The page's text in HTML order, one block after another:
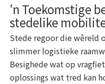
'n Toekomstige
stedelike
Stede regoor die wêreld
slimmer logistieke
Besighede wat op
oplossings wat tred kan